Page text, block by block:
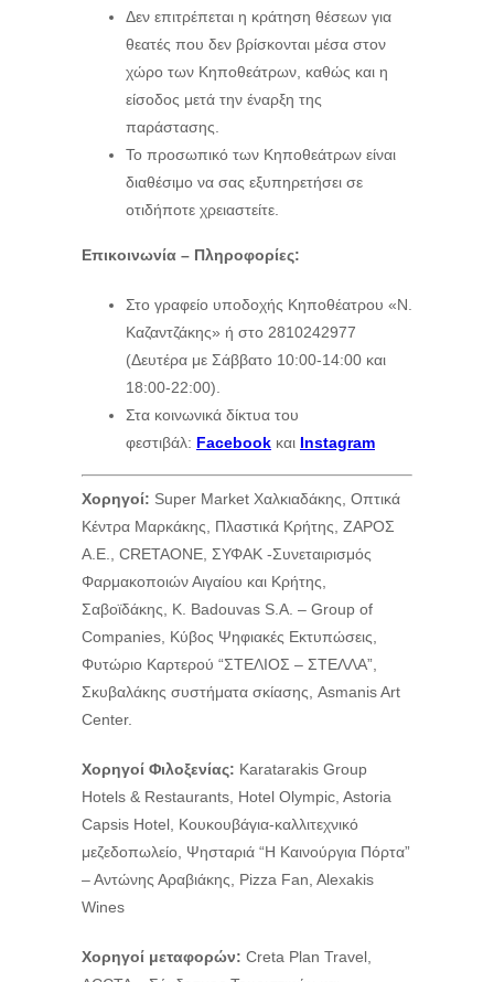
Δεν επιτρέπεται η κράτηση θέσεων για
θεατές που δεν βρίσκονται μέσα στον
χώρο των Κηποθεάτρων, καθώς και η
είσοδος μετά την έναρξη της
παράστασης.
Το προσωπικό των Κηποθεάτρων είναι
διαθέσιμο να σας εξυπηρετήσει σε
οτιδήποτε χρειαστείτε.
Επικοινωνία – Πληροφορίες:
Στο γραφείο υποδοχής Κηποθέατρου «Ν.
Καζαντζάκης» ή στο 2810242977
(Δευτέρα με Σάββατο 10:00-14:00 και
18:00-22:00).
Στα κοινωνικά δίκτυα του
φεστιβάλ: Facebook και Instagram
Χορηγοί: Super Market Χαλκιαδάκης, Οπτικά
Κέντρα Μαρκάκης, Πλαστικά Κρήτης, ΖΑΡΟΣ
Α.Ε., CRETAONE, ΣΥΦΑΚ -Συνεταιρισμός
Φαρμακοποιών Αιγαίου και Κρήτης,
Σαβοϊδάκης, K. Badouvas S.A. – Group of
Companies, Κύβος Ψηφιακές Εκτυπώσεις,
Φυτώριο Καρτερού “ΣΤΕΛΙΟΣ – ΣΤΕΛΛΑ”,
Σκυβαλάκης συστήματα σκίασης, Asmanis Art
Center.
Χορηγοί Φιλοξενίας: Karatarakis Group
Hotels & Restaurants, Hotel Olympic, Astoria
Capsis Hotel, Κουκουβάγια-καλλιτεχνικό
μεζεδοπωλείο, Ψησταριά “Η Καινούργια Πόρτα”
– Αντώνης Αραβιάκης, Pizza Fan, Alexakis
Wines
Χορηγοί μεταφορών: Creta Plan Travel,